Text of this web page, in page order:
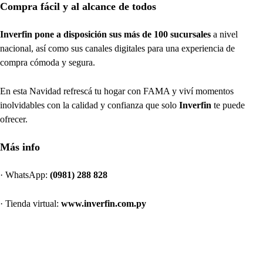
Compra fácil y al alcance de todos
Inverfin pone a disposición sus más de 100 sucursales a nivel
nacional, así como sus canales digitales para una experiencia de
compra cómoda y segura.
En esta Navidad refrescá tu hogar con FAMA y viví momentos
inolvidables con la calidad y confianza que solo Inverfin te puede
ofrecer.
Más info
· WhatsApp: (0981) 288 828
· Tienda virtual: www.inverfin.com.py